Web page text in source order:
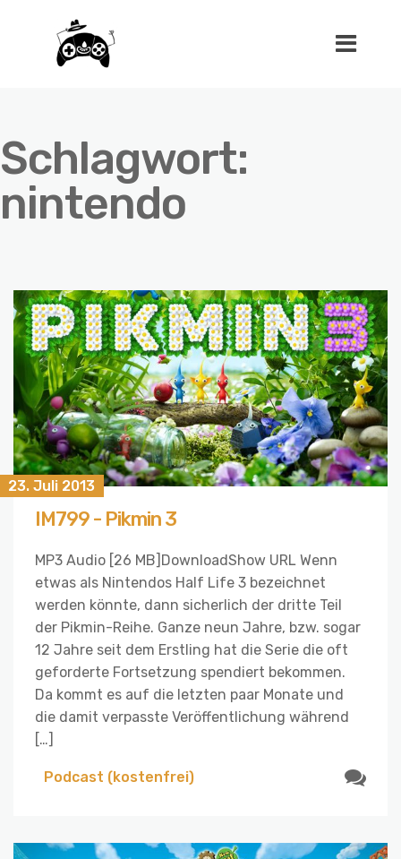
Schlagwort:
nintendo
23. Juli 2013
IM799 - Pikmin 3
MP3 Audio [26 MB]DownloadShow URL Wenn
etwas als Nintendos Half Life 3 bezeichnet
werden könnte, dann sicherlich der dritte Teil
der Pikmin-Reihe. Ganze neun Jahre, bzw. sogar
12 Jahre seit dem Erstling hat die Serie die oft
geforderte Fortsetzung spendiert bekommen.
Da kommt es auf die letzten paar Monate und
die damit verpasste Veröffentlichung während
[…]
Podcast (kostenfrei)